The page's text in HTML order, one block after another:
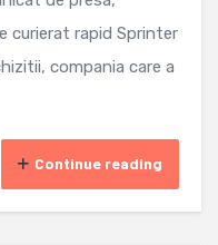
curierat rapid Sprinter
compania care a
Continue reading